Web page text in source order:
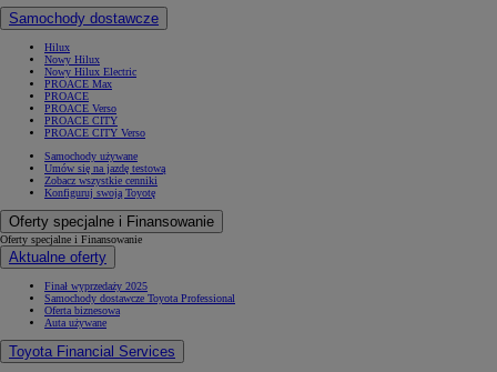
Samochody dostawcze
Hilux
Nowy Hilux
Nowy Hilux Electric
PROACE Max
PROACE
PROACE Verso
PROACE CITY
PROACE CITY Verso
Samochody używane
Umów się na jazdę testową
Zobacz wszystkie cenniki
Konfiguruj swoją Toyotę
Oferty specjalne i Finansowanie
Oferty specjalne i Finansowanie
Aktualne oferty
Finał wyprzedaży 2025
Samochody dostawcze Toyota Professional
Oferta biznesowa
Auta używane
Toyota Financial Services